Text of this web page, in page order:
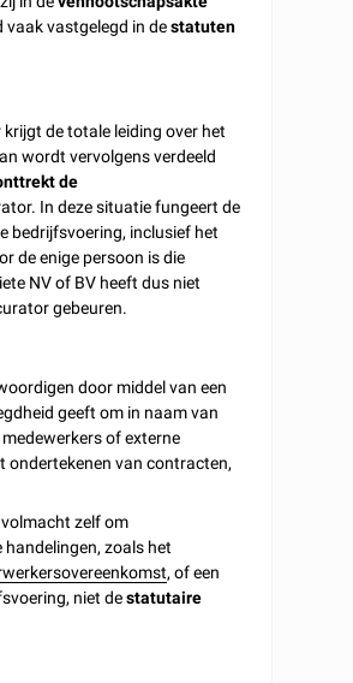
vaak vastgelegd in destatuten
de totale leiding over het
wordt vervolgens verdeeld
de
In deze situatie fungeert de
bedrijfsvoering, inclusief het
de enige persoon is die
NV of BV heeft dus niet
gebeuren.
door middel van een
geeft om in naam van
of externe
ondertekenen van contracten,
zelf om
zoals het
, of een
niet destatutaire